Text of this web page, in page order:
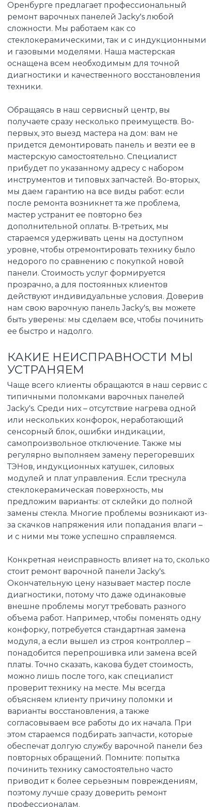
Оренбурге предлагает профессиональный
ремонт варочных панелей Jacky's любой
сложности. Мы работаем как со
стеклокерамическими, так и с индукционными
и газовыми моделями. Наша мастерская
оснащена всем необходимым для точной
диагностики и качественного восстановления
техники.
Обращаясь в наш сервисный центр, вы
получаете сразу несколько преимуществ. Во-
первых, это выезд мастера на дом: вам не
придется демонтировать панель и везти ее в
мастерскую самостоятельно. Специалист
прибудет по указанному адресу с набором
инструментов и типовых запчастей. Во-вторых,
мы даем гарантию на все виды работ: если
после ремонта возникнет та же проблема,
мастер устранит ее повторно без
дополнительной оплаты. В-третьих, мы
стараемся удерживать цены на доступном
уровне, чтобы отремонтировать технику было
недорого по сравнению с покупкой новой
панели. Стоимость услуг формируется
прозрачно, а для постоянных клиентов
действуют индивидуальные условия. Доверив
нам свою варочную панель Jacky's, вы можете
быть уверены: мы сделаем все, чтобы починить
ее быстро и надолго.
КАКИЕ НЕИСПРАВНОСТИ МЫ
УСТРАНЯЕМ
Чаще всего клиенты обращаются в наш сервис с
типичными поломками варочных панелей
Jacky's. Среди них – отсутствие нагрева одной
или нескольких конфорок, неработающий
сенсорный блок, ошибки индикации,
самопроизвольное отключение. Также мы
регулярно выполняем замену перегоревших
ТЭНов, индукционных катушек, силовых
модулей и плат управления. Если треснула
стеклокерамическая поверхность, мы
предложим варианты: от склейки до полной
замены стекла. Многие проблемы возникают из-
за скачков напряжения или попадания влаги –
и с ними мы тоже успешно справляемся.
Конкретная неисправность влияет на то, сколько
стоит ремонт варочной панели Jacky's.
Окончательную цену называет мастер после
диагностики, потому что даже одинаковые
внешне проблемы могут требовать разного
объема работ. Например, чтобы поменять одну
конфорку, потребуется стандартная замена
модуля, а если вышел из строя контроллер –
понадобится перепрошивка или замена всей
платы. Точно сказать, какова будет стоимость,
можно лишь после того, как специалист
проверит технику на месте. Мы всегда
объясняем клиенту причину поломки и
варианты восстановления, а также
согласовываем все работы до их начала. При
этом стараемся подбирать запчасти, которые
обеспечат долгую службу варочной панели без
повторных обращений. Помните: попытка
починить технику самостоятельно часто
приводит к более серьезным повреждениям,
поэтому лучше сразу доверить ремонт
профессионалам.